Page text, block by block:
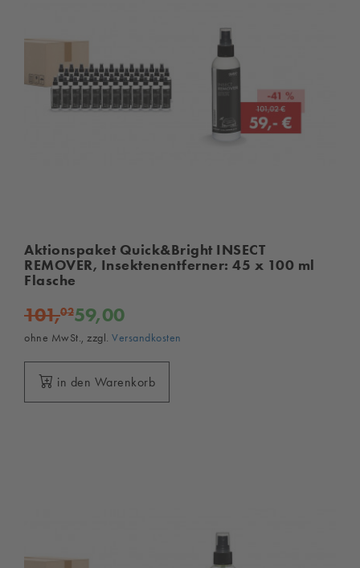
Aktionspaket Quick&Bright INSECT
REMOVER, Insektenentferner: 45 x 100 ml
Flasche
101,0259,00
ohne MwSt., zzgl. Versandkosten
in den Warenkorb